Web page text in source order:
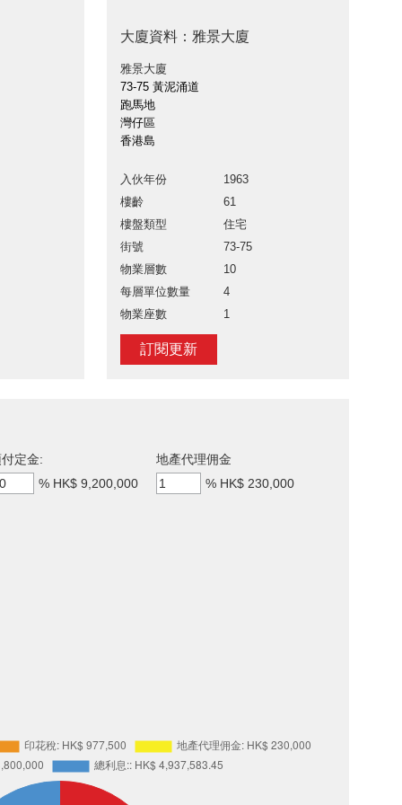
大廈資料：雅景大廈
雅景大廈
73-75 黃泥涌道
跑馬地
灣仔區
香港島
入伙年份
1963
樓齡
61
樓盤類型
住宅
街號
73-75
物業層數
10
每層單位數量
4
物業座數
1
訂閱更新
定金:
% HK$ 9,200,000
地產代理佣金
% HK$ 230,000